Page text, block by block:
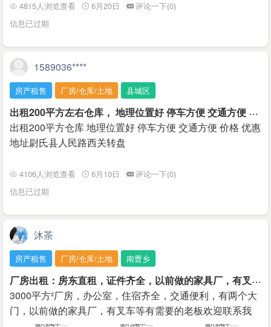
4815人浏览查看 6月20日
评论一下(0)
信息已过期
1589036****
房产租售 厂房/仓库/土地 县城区
出
租200平方左右仓库， 地理位置好 停车方便 交通方便 价格 优惠
出租200平方仓库 地理位置好 停车方便 交通方便 价格 优惠
地址尉氏县人民路西关转盘
4106人浏览查看 6月10日
评论一下(0)
信息已过期
沐茶
房产租售 厂房/仓库/土地 南曹乡
厂
房出租：房东直租，证件齐全，以前做的家具厂，有叉车等有需要的老板欢迎联系我
3000平方²厂房，办公室，住宿齐全，交通便利，有两个大
门，以前做的家具厂，有叉车等有需要的老板欢迎联系我